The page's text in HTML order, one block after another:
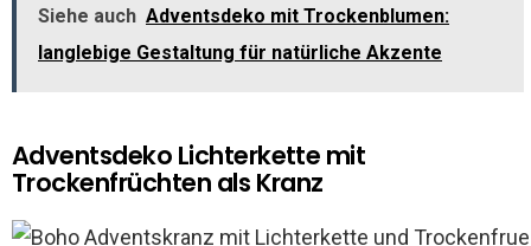
Siehe auch Adventsdeko mit Trockenblumen:
langlebige Gestaltung für natürliche Akzente
Adventsdeko Lichterkette mit
Trockenfrüchten als Kranz